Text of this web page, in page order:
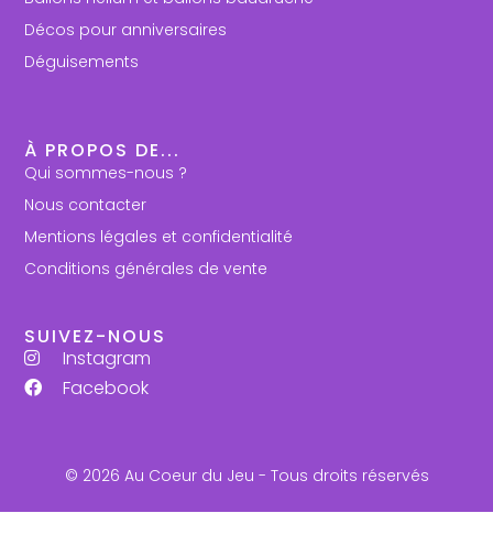
Décos pour anniversaires
Déguisements
À PROPOS DE...
Qui sommes-nous ?
Nous contacter
Mentions légales et confidentialité
Conditions générales de vente
SUIVEZ-NOUS
Instagram
Facebook
© 2026 Au Coeur du Jeu - Tous droits réservés